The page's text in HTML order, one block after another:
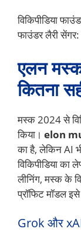
विकिपीडिया
फाउंडर लैरी
एलन मस्क
कितना
मस्क 2024 से
किया। elon
का है, लेकिन AI
विकिपीडिया का
लीनिंग, मस्क के
प्रॉफिट मॉडल
Grok और